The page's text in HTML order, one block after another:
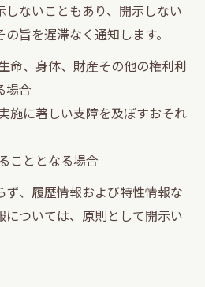
しないこともあり、開示しない
旨を遅滞なく通知します。
命、身体、財産その他の権利利
場合
施に著しい支障を及ぼすおそれ
こととなる場合
ず、履歴情報および特性情報な
については、原則として開示い